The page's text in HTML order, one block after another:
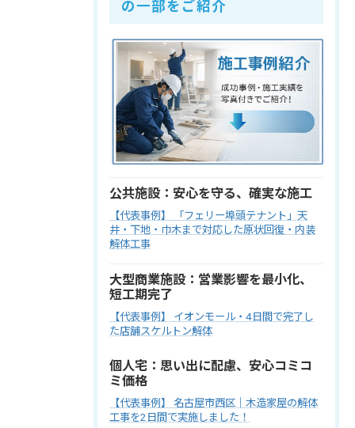
の一部をご紹介
公共施設：安心を守る、確実な施工
【代表事例】 「フェリー埠頭テナント」天
井・下地・巾木まで対応した原状回復・内装
解体工事
大型商業施設：営業影響を最小化、
短工期完了
【代表事例】 イオンモール・4日間で完了し
た店舗スケルトン解体
個人宅：思い出に配慮、安心コミコ
ミ価格
【代表事例】 名古屋市西区｜木造家屋の解体
工事を2日間で実施しました！